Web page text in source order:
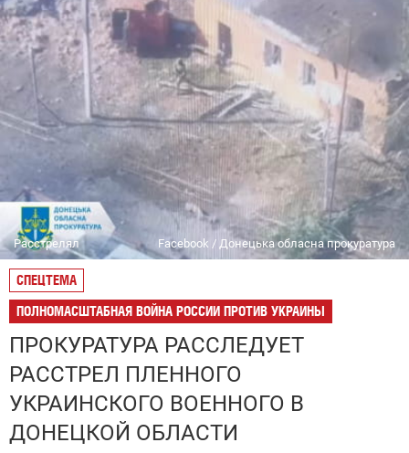
Расстрелял Facebook / Донецька обласна прокуратура
СПЕЦТЕМА
ПОЛНОМАСШТАБНАЯ ВОЙНА РОССИИ ПРОТИВ УКРАИНЫ
ПРОКУРАТУРА РАССЛЕДУЕТ
РАССТРЕЛ ПЛЕННОГО
УКРАИНСКОГО ВОЕННОГО В
ДОНЕЦКОЙ ОБЛАСТИ